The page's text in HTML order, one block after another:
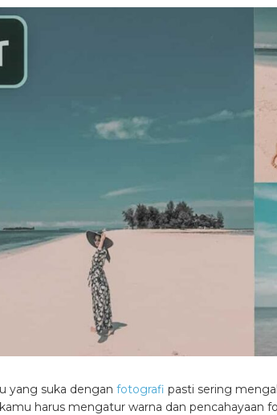
yang suka dengan fotografi pasti sering
harus mengatur warna dan pencahayaan